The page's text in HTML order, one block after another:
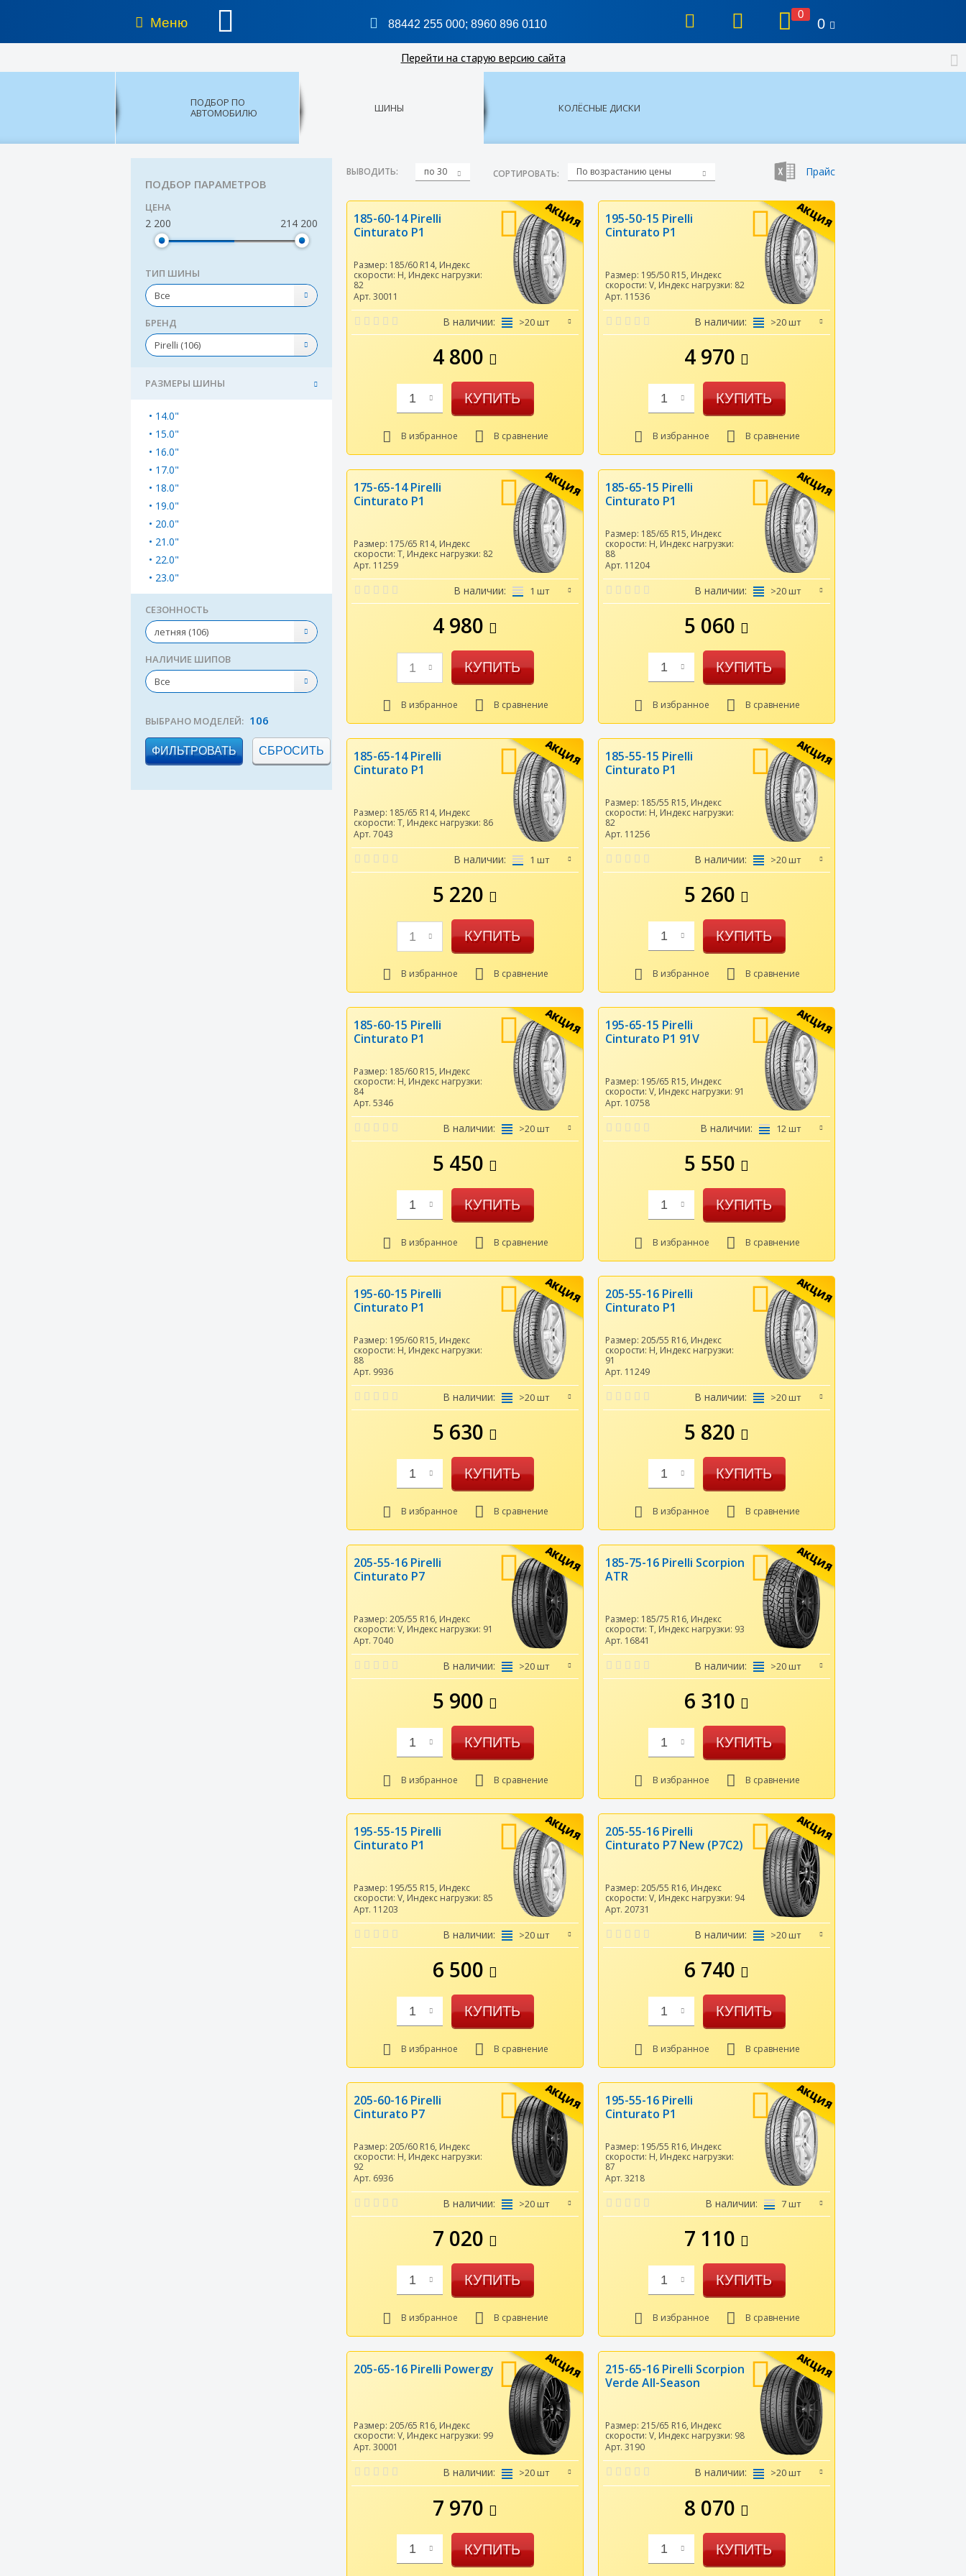
Меню 88442 255 000; 8960 896 0110
0
0
Перейти на старую версию сайта
ПОДБОР ПО
АВТОМОБИЛЮ
ШИНЫ КОЛЁСНЫЕ ДИСКИ
ПОДБОР ПАРАМЕТРОВ
ЦЕНА
2 200 214 200
ТИП ШИНЫ
Все
БРЕНД
Pirelli (106)
РАЗМЕРЫ ШИНЫ
14.0"
15.0"
16.0"
17.0"
18.0"
19.0"
20.0"
21.0"
22.0"
23.0"
СЕЗОННОСТЬ
летняя (106)
НАЛИЧИЕ ШИПОВ
Все
ВЫБРАНО МОДЕЛЕЙ: 106
ВЫВОДИТЬ: по 30 СОРТИРОВАТЬ: По возрастанию цены Прайс
АКЦИЯ
185-60-14 Pirelli
Cinturato P1
Размер: 185/60 R14, Индекс
скорости: H, Индекс нагрузки:
82
Арт. 30011
В наличии: >20 шт
4 800
1 КУПИТЬ
В избранное В сравнение
АКЦИЯ
195-50-15 Pirelli
Cinturato P1
Размер: 195/50 R15, Индекс
скорости: V, Индекс нагрузки: 82
Арт. 11536
В наличии: >20 шт
4 970
1 КУПИТЬ
В избранное В сравнение
АКЦИЯ
175-65-14 Pirelli
Cinturato P1
Размер: 175/65 R14, Индекс
скорости: T, Индекс нагрузки: 82
Арт. 11259
В наличии: 1 шт
4 980
1 КУПИТЬ
В избранное В сравнение
АКЦИЯ
185-65-15 Pirelli
Cinturato P1
Размер: 185/65 R15, Индекс
скорости: H, Индекс нагрузки:
88
Арт. 11204
В наличии: >20 шт
5 060
1 КУПИТЬ
В избранное В сравнение
АКЦИЯ
185-65-14 Pirelli
Cinturato P1
Размер: 185/65 R14, Индекс
скорости: T, Индекс нагрузки: 86
Арт. 7043
В наличии: 1 шт
5 220
1 КУПИТЬ
В избранное В сравнение
АКЦИЯ
185-55-15 Pirelli
Cinturato P1
Размер: 185/55 R15, Индекс
скорости: H, Индекс нагрузки:
82
Арт. 11256
В наличии: >20 шт
5 260
1 КУПИТЬ
В избранное В сравнение
АКЦИЯ
185-60-15 Pirelli
Cinturato P1
Размер: 185/60 R15, Индекс
скорости: H, Индекс нагрузки:
84
Арт. 5346
В наличии: >20 шт
5 450
1 КУПИТЬ
В избранное В сравнение
АКЦИЯ
195-65-15 Pirelli
Cinturato P1 91V
Размер: 195/65 R15, Индекс
скорости: V, Индекс нагрузки: 91
Арт. 10758
В наличии: 12 шт
5 550
1 КУПИТЬ
В избранное В сравнение
АКЦИЯ
195-60-15 Pirelli
Cinturato P1
Размер: 195/60 R15, Индекс
скорости: H, Индекс нагрузки:
88
Арт. 9936
В наличии: >20 шт
5 630
1 КУПИТЬ
В избранное В сравнение
АКЦИЯ
205-55-16 Pirelli
Cinturato P1
Размер: 205/55 R16, Индекс
скорости: H, Индекс нагрузки:
91
Арт. 11249
В наличии: >20 шт
5 820
1 КУПИТЬ
В избранное В сравнение
АКЦИЯ
205-55-16 Pirelli
Cinturato P7
Размер: 205/55 R16, Индекс
скорости: V, Индекс нагрузки: 91
Арт. 7040
В наличии: >20 шт
5 900
1 КУПИТЬ
В избранное В сравнение
АКЦИЯ
185-75-16 Pirelli Scorpion
ATR
Размер: 185/75 R16, Индекс
скорости: T, Индекс нагрузки: 93
Арт. 16841
В наличии: >20 шт
6 310
1 КУПИТЬ
В избранное В сравнение
АКЦИЯ
195-55-15 Pirelli
Cinturato P1
Размер: 195/55 R15, Индекс
скорости: V, Индекс нагрузки: 85
Арт. 11203
В наличии: >20 шт
6 500
1 КУПИТЬ
В избранное В сравнение
АКЦИЯ
205-55-16 Pirelli
Cinturato P7 New (P7C2)
Размер: 205/55 R16, Индекс
скорости: V, Индекс нагрузки: 94
Арт. 20731
В наличии: >20 шт
6 740
1 КУПИТЬ
В избранное В сравнение
АКЦИЯ
205-60-16 Pirelli
Cinturato P7
Размер: 205/60 R16, Индекс
скорости: H, Индекс нагрузки:
92
Арт. 6936
В наличии: >20 шт
7 020
1 КУПИТЬ
В избранное В сравнение
АКЦИЯ
195-55-16 Pirelli
Cinturato P1
Размер: 195/55 R16, Индекс
скорости: H, Индекс нагрузки:
87
Арт. 3218
В наличии: 7 шт
7 110
1 КУПИТЬ
В избранное В сравнение
АКЦИЯ
205-65-16 Pirelli Powergy
Размер: 205/65 R16, Индекс
скорости: V, Индекс нагрузки: 99
Арт. 30001
В наличии: >20 шт
7 970
1 КУПИТЬ
АКЦИЯ
215-65-16 Pirelli Scorpion
Verde All-Season
Размер: 215/65 R16, Индекс
скорости: V, Индекс нагрузки: 98
Арт. 3190
В наличии: >20 шт
8 070
1 КУПИТЬ